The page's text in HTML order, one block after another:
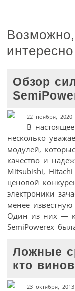
интересно
Обзор
22 ноября, 2020
В
несколько
модулей,
качество и
Mitsubishi,
ценовой
электроники
менее
Один из них —
SemiPowerex
Ложные
кто
23 октября, 2013